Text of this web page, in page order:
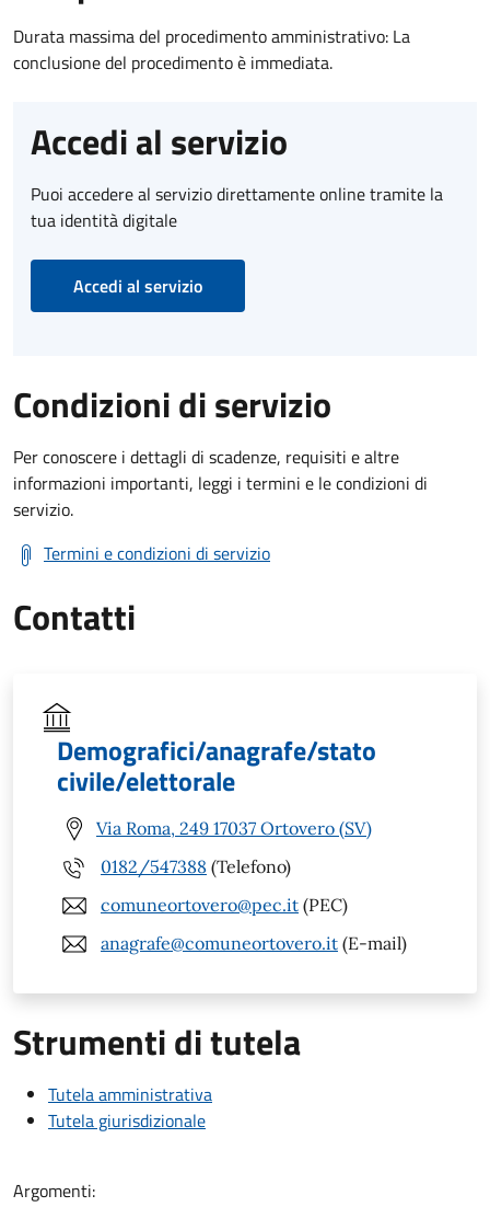
Durata massima del procedimento amministrativo: La
conclusione del procedimento è immediata.
Accedi al servizio
Puoi accedere al servizio direttamente online tramite la
tua identità digitale
Accedi al servizio
Condizioni di servizio
Per conoscere i dettagli di scadenze, requisiti e altre
informazioni importanti, leggi i termini e le condizioni di
servizio.
Termini e condizioni di servizio
Contatti
Demografici/anagrafe/stato
civile/elettorale
Via Roma, 249 17037 Ortovero (SV)
0182/547388 (Telefono)
comuneortovero@pec.it (PEC)
anagrafe@comuneortovero.it (E-mail)
Strumenti di tutela
Tutela amministrativa
Tutela giurisdizionale
Argomenti: